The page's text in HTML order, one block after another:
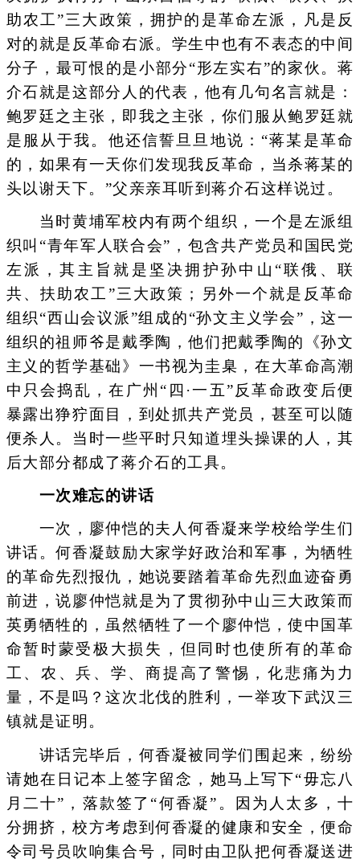
助农工”三大政策，拥护的是革命左派，凡是反
对的就是反革命右派。学生中也有不表态的中间
分子，最可恨的是小部分“形左实右”的家伙。蒋
介石就是这部分人的代表，他有几句名言就是：
鲍罗廷之主张，即我之主张，你们服从鲍罗廷就
是服从于我。他还信誓旦旦地说：“蒋某是革命
的，如果有一天你们发现我反革命，当杀蒋某的
头以谢天下。”父亲亲耳听到蒋介石这样说过。
当时黄埔军校内有两个组织，一个是左派组
织叫“青年军人联合会”，包含共产党员和国民党
左派，其主旨就是坚决拥护孙中山“联俄、联
共、扶助农工”三大政策；另外一个就是反革命
组织“西山会议派”组成的“孙文主义学会”，这一
组织的祖师爷是戴季陶，他们把戴季陶的《孙文
主义的哲学基础》一书视为圭臬，在大革命高潮
中只会捣乱，在广州“四·一五”反革命政变后便
暴露出狰狞面目，到处抓共产党员，甚至可以随
便杀人。当时一些平时只知道埋头操课的人，其
后大部分都成了蒋介石的工具。
一次难忘的讲话
一次，廖仲恺的夫人何香凝来学校给学生们
讲话。何香凝鼓励大家学好政治和军事，为牺牲
的革命先烈报仇，她说要踏着革命先烈血迹奋勇
前进，说廖仲恺就是为了贯彻孙中山三大政策而
英勇牺牲的，虽然牺牲了一个廖仲恺，使中国革
命暂时蒙受极大损失，但同时也使所有的革命
工、农、兵、学、商提高了警惕，化悲痛为力
量，不是吗？这次北伐的胜利，一举攻下武汉三
镇就是证明。
讲话完毕后，何香凝被同学们围起来，纷纷
请她在日记本上签字留念，她马上写下“毋忘八
月二十”，落款签了“何香凝”。因为人太多，十
分拥挤，校方考虑到何香凝的健康和安全，便命
令司号员吹响集合号，同时由卫队把何香凝送进